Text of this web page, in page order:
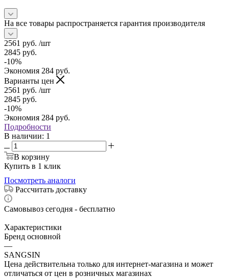
На все товары распространяется гарантия производителя
2561 руб. /шт
2845 руб.
-10%
Экономия 284 руб.
Варианты цен
2561 руб. /шт
2845 руб.
-10%
Экономия 284 руб.
Подробности
В наличии: 1
В корзину
Купить в 1 клик
Посмотреть аналоги
Рассчитать доставку
Самовывоз сегодня - бесплатно
Характеристики
Бренд основной
—
SANGSIN
Цена действительна только для интернет-магазина и может
отличаться от цен в розничных магазинах